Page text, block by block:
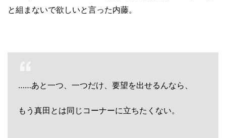
と組まないで欲しいと言った内藤。
……あと一つ、一つだけ、要望を出せるんなら、
もう真田とは同じコーナーに立ちたくない。